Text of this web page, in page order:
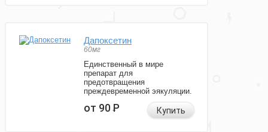
Дапоксетин
60мг
Единственный в мире
препарат для
предотвращения
преждевременной эякуляции.
от 90Р Купить